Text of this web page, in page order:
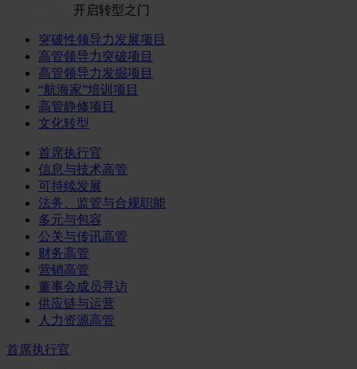
开启转型之门
突破性领导力发展项目
高管领导力突破项目
高管领导力发掘项目
“航海家”培训项目
高管静修项目
文化转型
首席执行官
信息与技术高管
可持续发展
法务、监管与合规职能
多元与包容
公关与传讯高管
财务高管
营销高管
董事会成员寻访
供应链与运营
人力资源高管
首席执行官